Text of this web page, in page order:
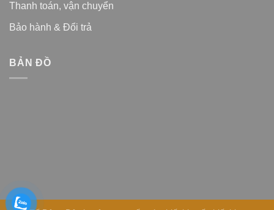
Thanh toán, vận chuyển
Bảo hành & Đổi trả
BẢN ĐỒ